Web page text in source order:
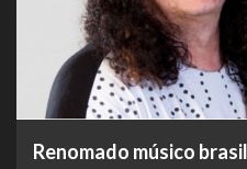
Renomado músico